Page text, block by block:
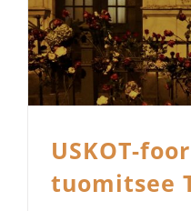
USKOT-
tuomitsee